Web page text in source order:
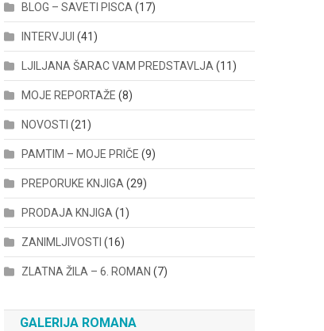
BLOG – SAVETI PISCA (17)
INTERVJUI (41)
LJILJANA ŠARAC VAM PREDSTAVLJA (11)
MOJE REPORTAŽE (8)
NOVOSTI (21)
PAMTIM – MOJE PRIČE (9)
PREPORUKE KNJIGA (29)
PRODAJA KNJIGA (1)
ZANIMLJIVOSTI (16)
ZLATNA ŽILA – 6. ROMAN (7)
GALERIJA ROMANA